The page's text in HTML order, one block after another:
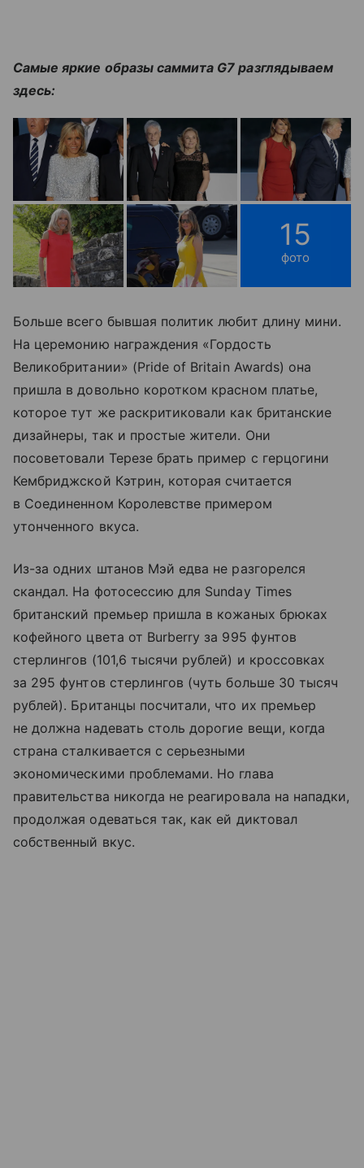
Самые яркие образы саммита G7 разглядываем
здесь:
15
фото
Больше всего бывшая политик любит длину мини.
На церемонию награждения «Гордость
Великобритании» (Pride of Britain Awards) она
пришла в довольно коротком красном платье,
которое тут же раскритиковали как британские
дизайнеры, так и простые жители. Они
посоветовали Терезе брать пример с герцогини
Кембриджской Кэтрин, которая считается
в Соединенном Королевстве примером
утонченного вкуса.
Из-за одних штанов Мэй едва не разгорелся
скандал. На фотосессию для Sunday Times
британский премьер пришла в кожаных брюках
кофейного цвета от Burberry за 995 фунтов
стерлингов (101,6 тысячи рублей) и кроссовках
за 295 фунтов стерлингов (чуть больше 30 тысяч
рублей). Британцы посчитали, что их премьер
не должна надевать столь дорогие вещи, когда
страна сталкивается с серьезными
экономическими проблемами. Но глава
правительства никогда не реагировала на нападки,
продолжая одеваться так, как ей диктовал
собственный вкус.